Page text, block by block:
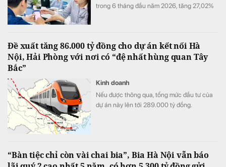
trong 6 tháng đầu năm 2026, tăng 27,02%
1,74 triệu tỷ đồng.
Đề xuất tăng 86.000 tỷ đồng cho dự án kết nối Hà
Nội, Hải Phòng với nơi có “đệ nhất hùng quan Tây
Bắc”
Kinh doanh
Nếu được thông qua, tổng mức đầu tư của
dự án này lên tới 289.000 tỷ đồng.
“Bàn tiệc chỉ còn vài chai bia”, Bia Hà Nội vẫn báo